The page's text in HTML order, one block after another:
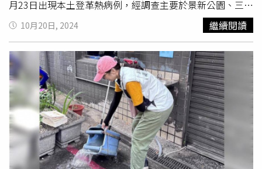
月23日出現本土登革熱病例，經調查主要於景新公園、三介
廟、天山公園及周邊山區活動而感染。由於山區是天然的孳
生源，市府團隊除持續針對管制區域進行大規模噴消，同時
透過空拍機檢視山區可能的隱性孳生源，並協同農林署、國
防部後指部、海巡署、國產署等土地權管單位加強巡查清
除，以降低病媒蚊密度。陳潤秋說明，登革病毒會隨著感染
者活動足跡而移動，只要周遭環境有病媒蚊，就會透過叮咬
再傳播給其他人，唯有落實清除積水容器不養蚊，才能避免
登革熱的發生。市府團隊持續加強巡查社區，一旦發現積水
容器孳生孑孓則依傳染病防治法第70條裁罰3000元，目前
已開立38件。由於之前個案分布於中和、新店，陳潤秋呼
籲，新莊區已出現登革熱本土病例，請醫療院所務必提高警
10月20日, 2024 繼續閱讀